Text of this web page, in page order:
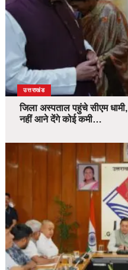
उत्तराखंड
जिला अस्पताल पहुंचे सीएम
नहीं आने देंगे कोई कमी…